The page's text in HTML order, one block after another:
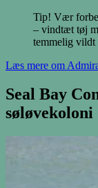
Tip! Vær
– vindtæt tøj
temmelig vildt
Læs mere om
Seal Bay
søløvekoloni